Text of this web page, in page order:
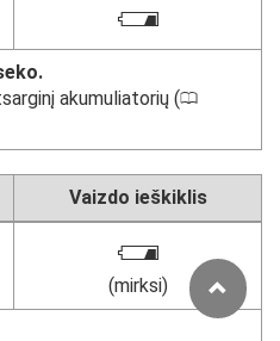
d
akumuliatorių (0
Vaizdo ieškiklis
d
(mirksi)